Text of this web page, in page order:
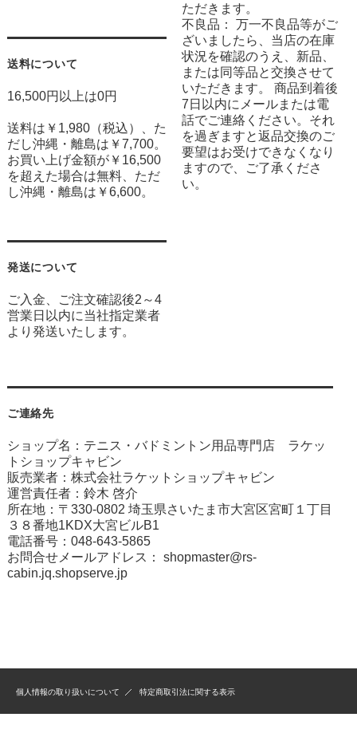
送料について
16,500円以上は0円
送料は￥1,980（税込）、た
だし沖縄・離島は￥7,700。
お買い上げ金額が￥16,500
を超えた場合は無料、ただ
し沖縄・離島は￥6,600。
発送について
ご入金、ご注文確認後2～4
営業日以内に当社指定業者
より発送いたします。
ただきます。
不良品： 万一不良品等がご
ざいましたら、当店の在庫
状況を確認のうえ、新品、
または同等品と交換させて
いただきます。 商品到着後
7日以内にメールまたは電
話でご連絡ください。それ
を過ぎますと返品交換のご
要望はお受けできなくなり
ますので、ご了承くださ
い。
ご連絡先
ショップ名：テニス・バドミントン用品専門店 ラケッ
トショップキャビン
販売業者：株式会社ラケットショップキャビン
運営責任者：鈴木 啓介
所在地：〒330-0802 埼玉県さいたま市大宮区宮町１丁目
３８番地1KDX大宮ビルB1
電話番号：048-643-5865
お問合せメールアドレス： shopmaster@rs-
cabin.jq.shopserve.jp
個人情報の取り扱いについて 特定商取引法に関する表示